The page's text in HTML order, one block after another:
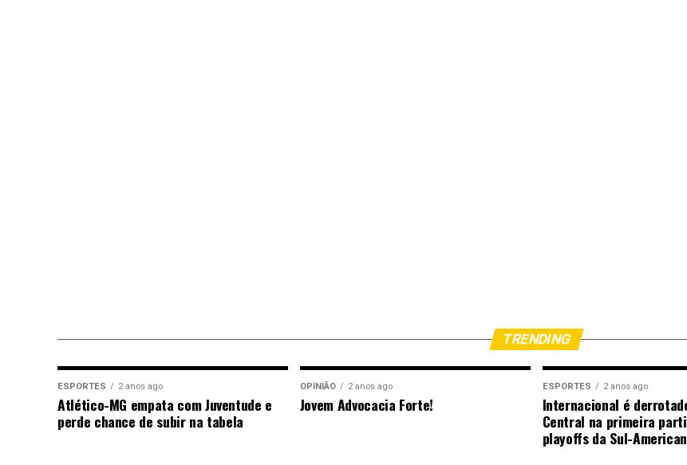
TRENDING
ESPORTES 2 anos ago
Atlético-MG empata com Juventude e
perde chance de subir na tabela
OPINIÃO 2 anos ago
Jovem Advocacia Forte!
ESPORTES 2 anos ago
Internacional é
Central na primeira
playoffs da Sul-